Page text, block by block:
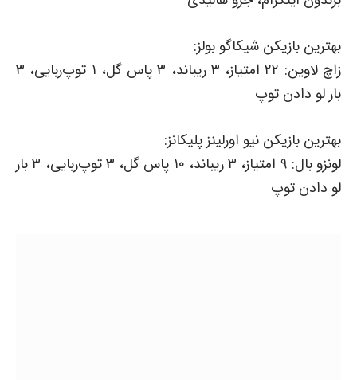
بهترین بازیکن شیکاگو بولز:
زاچ لاوین: ۲۲ امتیاز، ۳ ریباند، ۳ پاس گل، ۱ توپ‌ربایی، ۳
بار لو دادن توپ
بهترین بازیکن نیو اورلینز پلیکانز:
لونزو بال: ۹ امتیاز، ۳ ریباند، ۱۰ پاس گل، ۳ توپ‌ربایی، ۳ بار
لو دادن توپ